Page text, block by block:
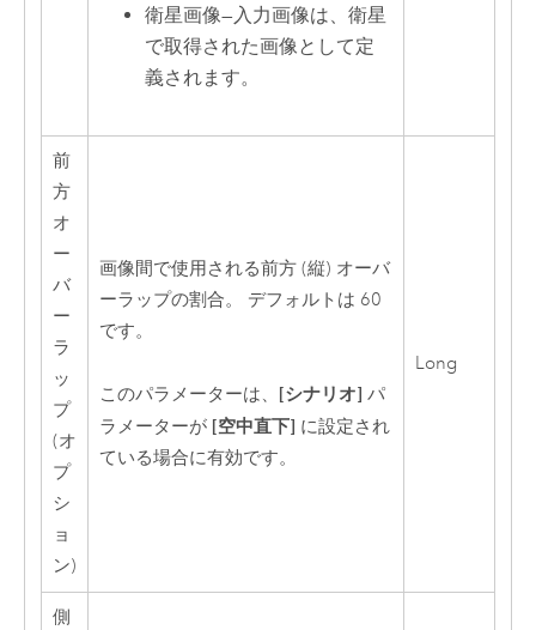
衛星画像—入力画像は、衛星
で取得された画像として定
義されます。
前
方
オ
ー
バ
ー
ラ
ッ
プ
(オ
プ
シ
ョ
ン)
画像間で使用される前方 (縦) オーバ
ーラップの割合。 デフォルトは 60
です。
このパラメーターは、 [シナリオ] パ
ラメーターが [空中直下] に設定され
ている場合に有効です。
Long
側